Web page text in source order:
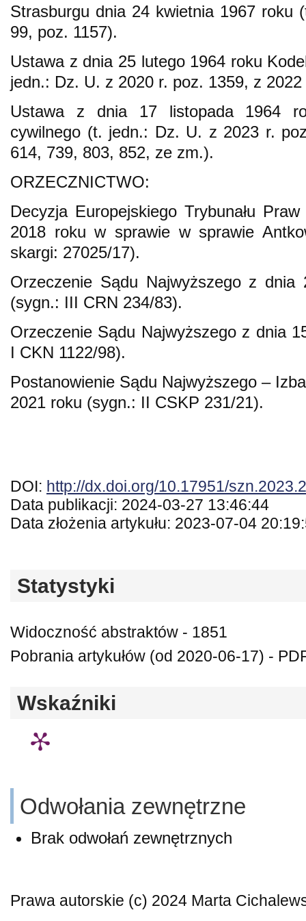
Strasburgu dnia 24 kwietnia 1967 roku
99, poz. 1157).
Ustawa z dnia 25 lutego 1964 roku
jedn.: Dz. U. z 2020 r. poz. 1359, z
Ustawa z dnia 17 listopada 1964
cywilnego (t. jedn.: Dz. U. z 2023 r.
614, 739, 803, 852, ze zm.).
ORZECZNICTWO:
Decyzja Europejskiego Trybunału
2018 roku w sprawie w sprawie
skargi: 27025/17).
Orzeczenie Sądu Najwyższego z dnia
(sygn.: III CRN 234/83).
Orzeczenie Sądu Najwyższego z dnia
I CKN 1122/98).
Postanowienie Sądu Najwyższego –
2021 roku (sygn.: II CSKP 231/21).
DOI: http://dx.doi.org/10.17951/
Data publikacji: 2024-03-27 13:46:44
Data złożenia artykułu: 2023-07-04
Statystyki
Widoczność abstraktów - 1851
Pobrania artykułów (od 2020-06-17) -
Wskaźniki
Odwołania zewnętrzne
Brak odwołań zewnętrznych
Prawa autorskie (c) 2024 Marta